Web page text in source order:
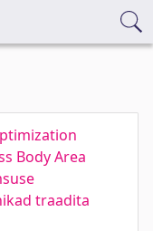
Body Area
traadita